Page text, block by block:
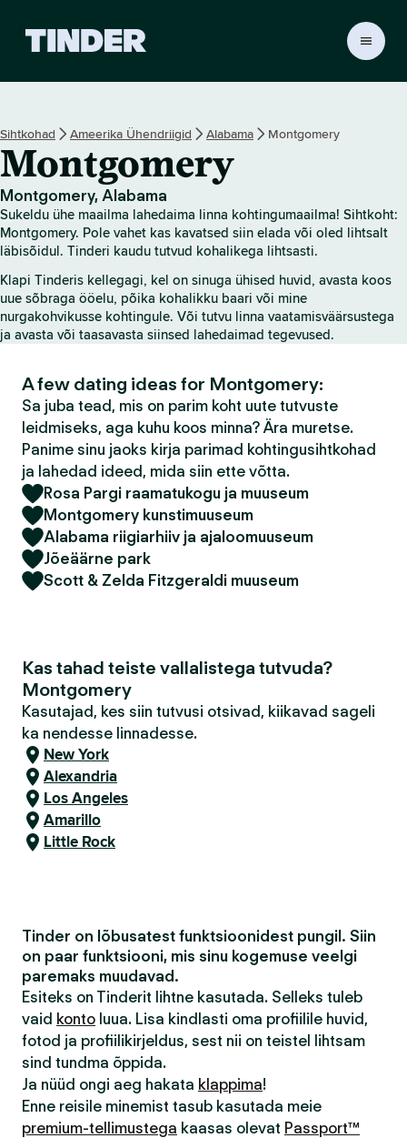
r
i
a
v
a
l
e
t
Sihtkohad Ameerika Ühendriigid Alabama Montgomery
Montgomery
Montgomery, Alabama
Sukeldu ühe maailma lahedaima linna kohtingumaailma! Sihtkoht:
Montgomery. Pole vahet kas kavatsed siin elada või oled lihtsalt
läbisõidul. Tinderi kaudu tutvud kohalikega lihtsasti.
Klapi Tinderis kellegagi, kel on sinuga ühised huvid, avasta koos
uue sõbraga ööelu, põika kohalikku baari või mine
nurgakohvikusse kohtingule. Või tutvu linna vaatamisväärsustega
ja avasta või taasavasta siinsed lahedaimad tegevused.
A few dating ideas for Montgomery:
Sa juba tead, mis on parim koht uute tutvuste
leidmiseks, aga kuhu koos minna? Ära muretse.
Panime sinu jaoks kirja parimad kohtingusihtkohad
ja lahedad ideed, mida siin ette võtta.
Rosa Pargi raamatukogu ja muuseum
Montgomery kunstimuuseum
Alabama riigiarhiiv ja ajaloomuuseum
Jõeäärne park
Scott & Zelda Fitzgeraldi muuseum
Kas tahad teiste vallalistega tutvuda?
Montgomery
Kasutajad, kes siin tutvusi otsivad, kiikavad sageli
ka nendesse linnadesse.
New York
Alexandria
Los Angeles
Amarillo
Little Rock
Tinder on lõbusatest funktsioonidest pungil. Siin
on paar funktsiooni, mis sinu kogemuse veelgi
paremaks muudavad.
Esiteks on Tinderit lihtne kasutada. Selleks tuleb
vaid konto luua. Lisa kindlasti oma profiilile huvid,
fotod ja profiilikirjeldus, sest nii on teistel lihtsam
sind tundma õppida.
Ja nüüd ongi aeg hakata klappima!
Enne reisile minemist tasub kasutada meie
premium-tellimustega kaasas olevat Passport™